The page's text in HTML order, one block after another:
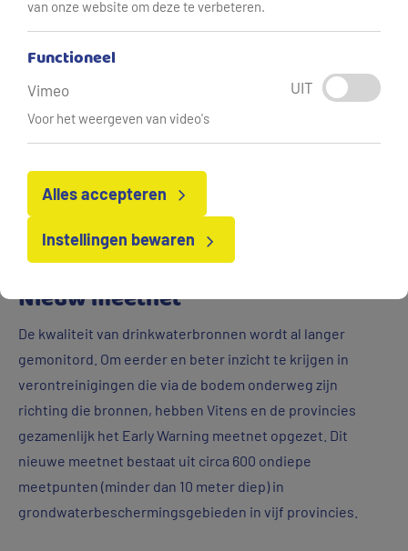
Nieuw meetnet
De kwaliteit van drinkwaterbronnen wordt al langer
gemonitord. Om eerder en beter inzicht te krijgen in
verontreinigingen die via de bodem onderweg zijn
richting die bronnen, hebben Vitens en de provincies
gezamenlijk het Early Warning meetnet opgezet. Dit
nieuwe meetnet bestaat uit circa 600 ondiepe
meetpunten (minder dan 10 meter diep) in
grondwaterbeschermingsgebieden in vijf provincies.
van onze website om deze te verbeteren.
Functioneel
Vimeo
Voor het weergeven van video's
UIT
Alles accepteren
Instellingen bewaren